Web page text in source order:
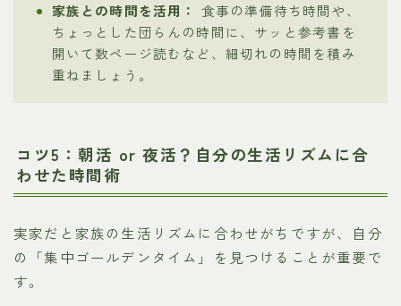
家族との時間を活用：
食事の準備待ち時間や、
ちょっとした団らんの時間に、サッと参考書を
開いて数ページ読むなど、細切れの時間を積み
重ねましょう。
コツ5：朝活 or 夜活？自分の生活リズムに合
わせた時間術
実家だと家族の生活リズムに合わせがちですが、自分
の「集中ゴールデンタイム」を見つけることが重要で
す。